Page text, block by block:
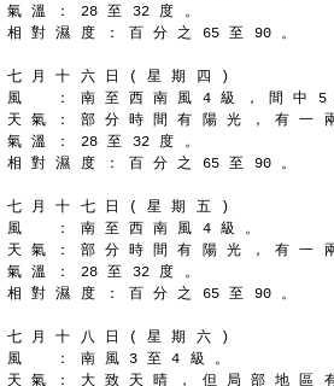
氣 溫 ： 28 至 32 度 。
相 對 濕 度 ： 百 分 之 65 至 90 。
七 月 十 六 日 ( 星 期 四 )
風 　 ： 南 至 西 南 風 4 級 ， 間 中 5
天 氣 ： 部 分 時 間 有 陽 光 ， 有 一
氣 溫 ： 28 至 32 度 。
相 對 濕 度 ： 百 分 之 65 至 90 。
七 月 十 七 日 ( 星 期 五 )
風 　 ： 南 至 西 南 風 4 級 。
天 氣 ： 部 分 時 間 有 陽 光 ， 有 一
氣 溫 ： 28 至 32 度 。
相 對 濕 度 ： 百 分 之 65 至 90 。
七 月 十 八 日 ( 星 期 六 )
風 　 ： 南 風 3 至 4 級 。
天 氣 ： 大 致 天 晴 ， 但 局 部 地 區